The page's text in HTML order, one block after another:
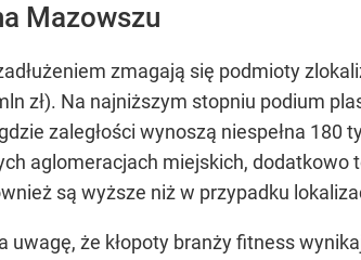
Mazowszu
zmagają się podmioty
zł). Na najniższym stopniu podium
zaległości wynoszą niespełna
aglomeracjach miejskich, dodatkowo
są wyższe niż w przypadku
uwagę, że kłopoty branży fitness